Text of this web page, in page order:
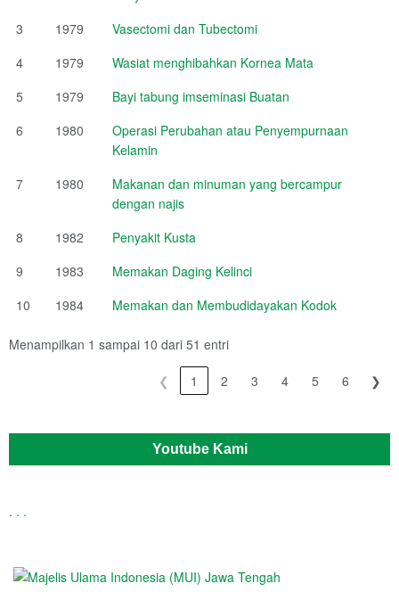
3
1979
Vasectomi dan Tubectomi
4
1979
Wasiat menghibahkan Kornea Mata
5
1979
Bayi tabung imseminasi Buatan
6
1980
Operasi Perubahan atau Penyempurnaan
Kelamin
7
1980
Makanan dan minuman yang bercampur
dengan najis
8
1982
Penyakit Kusta
9
1983
Memakan Daging Kelinci
10
1984 Memakan dan Membudidayakan Kodok
Menampilkan 1 sampai 10 dari 51 entri
❮ 1 2 3 4 5 6 ❯
Youtube Kami
. . .